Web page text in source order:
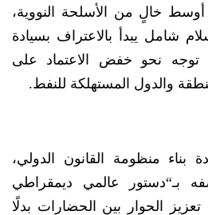
خالٍ من الأسلحة النووية،
شامل يبدأ بالاعتراف بسيادة
توجه نحو خفض الاعتماد على
والدول المستهلكة للنفط.
بناء منظومة القانون الدولي،
بـ“دستور عالمي ديمقراطي
تعزيز الحوار بين الحضارات بدلًا